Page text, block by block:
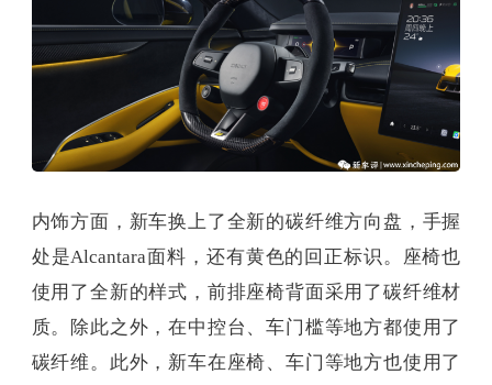
内饰方面，新车换上了全新的碳纤维方向盘，手握
处是Alcantara面料，还有黄色的回正标识。座椅也
使用了全新的样式，前排座椅背面采用了碳纤维材
质。除此之外，在中控台、车门槛等地方都使用了
碳纤维。此外，新车在座椅、车门等地方也使用了